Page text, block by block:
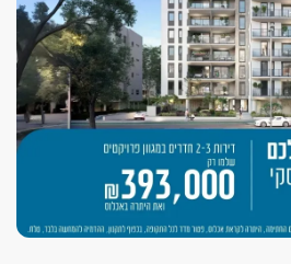
ליהנות מהבית החדש שלכם
אביב, ולעלות רמה בחיים.